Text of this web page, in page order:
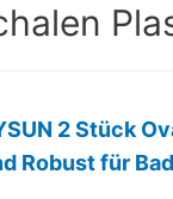
2 Stück
Robust für